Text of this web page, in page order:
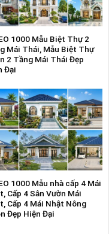
1000 Mẫu Biệt Thự 2
Mái Thái, Mẫu Biệt Thự
2 Tầng Mái Thái Đẹp
Đại
1000 Mẫu nhà cấp 4 Mái
Cấp 4 Sân Vườn Mái
Cấp 4 Mái Nhật Nông
Đẹp Hiện Đại